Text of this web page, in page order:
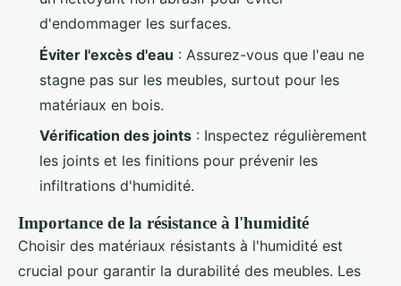
d'endommager les surfaces.
Éviter l'excès d'eau : Assurez-vous que l'eau ne
stagne pas sur les meubles, surtout pour les
matériaux en bois.
Vérification des joints : Inspectez régulièrement
les joints et les finitions pour prévenir les
infiltrations d'humidité.
Importance de la résistance à l'humidité
Choisir des matériaux résistants à l'humidité est
crucial pour garantir la durabilité des meubles. Les